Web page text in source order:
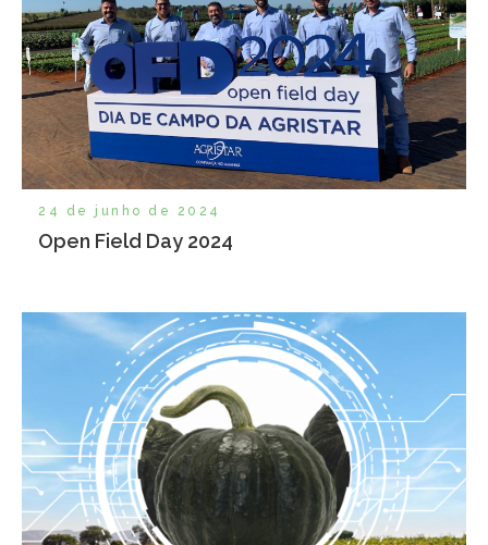
24 de junho de 2024
Open Field Day 2024